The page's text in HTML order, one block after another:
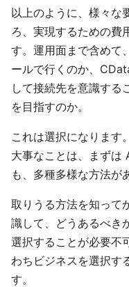
以上のように、様々な
ろ、実現するための費
す。運用面まで含めて
ールで行くのか、
して接続先を意識する
を目指すのか。
これは選択になります
大事なことは、まずは
も、多種多様な方法が
取りうる方法を知って
識して、どうあるべき
選択することが必要不
わちビジネスを選択す
す。